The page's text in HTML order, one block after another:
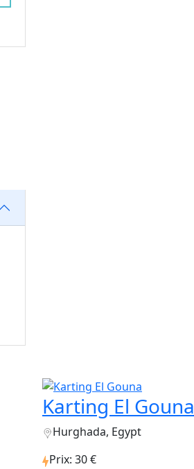
Karting El Gouna
Hurghada, Egypt
Prix: 30 €